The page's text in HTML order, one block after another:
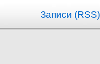
Записи (RSS)